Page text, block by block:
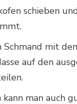
schieben
mit
auf den
man auch